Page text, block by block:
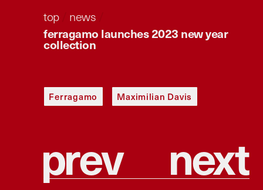
top/ news
ferragamo launches 2023 new year
collection
Ferragamo Maximilian Davis
prev next